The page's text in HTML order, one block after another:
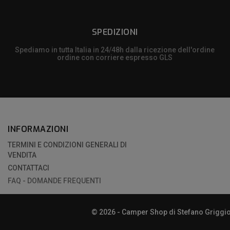
SPEDIZIONI
Spediamo in tutta Italia in 24/48h dalla ricezione dell'ordine
ordine con corriere espresso GLS
INFORMAZIONI
TERMINI E CONDIZIONI GENERALI DI
VENDITA
CONTATTACI
FAQ - DOMANDE FREQUENTI
© 2026 - Camper Shop di Stefano